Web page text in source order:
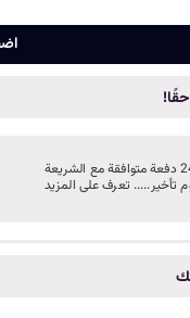
قسّط مشترياتك على 24 دفعة متوافقة مع الشريعة
تأخير..... تعرف على المزيد